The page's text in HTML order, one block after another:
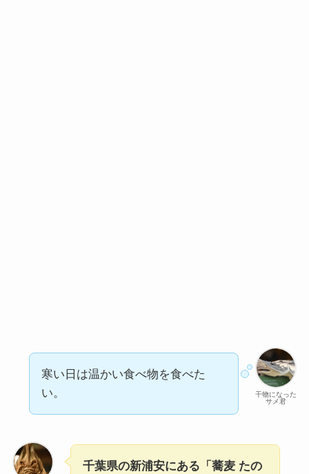
干物になった
サメ君
寒い日は温かい食べ物を食べた
い。
千葉県の新浦安にある「蕎麦 たの